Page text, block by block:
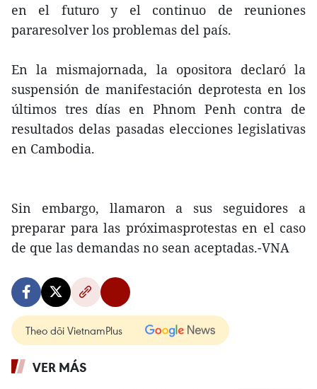
en el futuro y el continuo de reuniones
pararesolver los problemas del país.
En la mismajornada, la opositora declaró la
suspensión de manifestación deprotesta en los
últimos tres días en Phnom Penh contra de
resultados delas pasadas elecciones legislativas
en Cambodia.
Sin embargo, llamaron a sus seguidores a
preparar para las próximasprotestas en el caso
de que las demandas no sean aceptadas.-VNA
Theo dõi VietnamPlus
VER MÁS